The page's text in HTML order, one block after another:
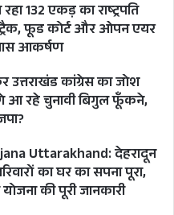
132 एकड़ का राष्ट्रपति
ट्रैक, फूड कोर्ट और ओपन एयर
आकर्षण
कांग्रेस का जोश
आ रहे चुनावी बिगुल फूँकने,
Uttarakhand: देहरादून
का घर का सपना पूरा,
की पूरी जानकारी